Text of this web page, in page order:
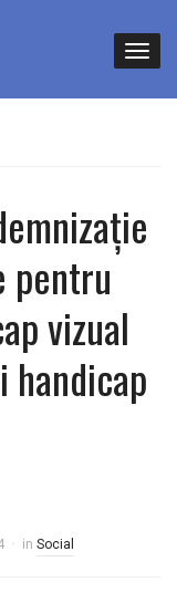
pentru
vizual
handicap
in Social